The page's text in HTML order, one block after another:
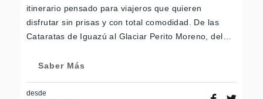
itinerario pensado para viajeros que quieren
disfrutar sin prisas y con total comodidad. De las
Cataratas de Iguazú al Glaciar Perito Moreno, del…
Saber Más
desde